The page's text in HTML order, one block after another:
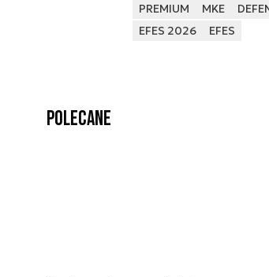
PREMIUM
MKE
EFES 2026
EFES
Polecane